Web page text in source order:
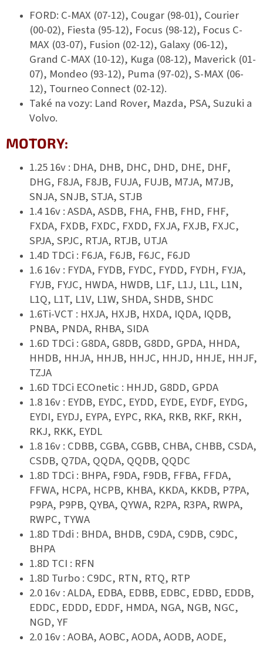
FORD: C-MAX (07-12), Cougar (98-01), Courier
(00-02), Fiesta (95-12), Focus (98-12), Focus C-
MAX (03-07), Fusion (02-12), Galaxy (06-12),
Grand C-MAX (10-12), Kuga (08-12), Maverick (01-
07), Mondeo (93-12), Puma (97-02), S-MAX (06-
12), Tourneo Connect (02-12).
Také na vozy: Land Rover, Mazda, PSA, Suzuki a
Volvo.
MOTORY:
1.25 16v : DHA, DHB, DHC, DHD, DHE, DHF,
DHG, F8JA, F8JB, FUJA, FUJB, M7JA, M7JB,
SNJA, SNJB, STJA, STJB
1.4 16v : ASDA, ASDB, FHA, FHB, FHD, FHF,
FXDA, FXDB, FXDC, FXDD, FXJA, FXJB, FXJC,
SPJA, SPJC, RTJA, RTJB, UTJA
1.4D TDCi : F6JA, F6JB, F6JC, F6JD
1.6 16v : FYDA, FYDB, FYDC, FYDD, FYDH, FYJA,
FYJB, FYJC, HWDA, HWDB, L1F, L1J, L1L, L1N,
L1Q, L1T, L1V, L1W, SHDA, SHDB, SHDC
1.6Ti-VCT : HXJA, HXJB, HXDA, IQDA, IQDB,
PNBA, PNDA, RHBA, SIDA
1.6D TDCi : G8DA, G8DB, G8DD, GPDA, HHDA,
HHDB, HHJA, HHJB, HHJC, HHJD, HHJE, HHJF,
TZJA
1.6D TDCi ECOnetic : HHJD, G8DD, GPDA
1.8 16v : EYDB, EYDC, EYDD, EYDE, EYDF, EYDG,
EYDI, EYDJ, EYPA, EYPC, RKA, RKB, RKF, RKH,
RKJ, RKK, EYDL
1.8 16v : CDBB, CGBA, CGBB, CHBA, CHBB, CSDA,
CSDB, Q7DA, QQDA, QQDB, QQDC
1.8D TDCi : BHPA, F9DA, F9DB, FFBA, FFDA,
FFWA, HCPA, HCPB, KHBA, KKDA, KKDB, P7PA,
P9PA, P9PB, QYBA, QYWA, R2PA, R3PA, RWPA,
RWPC, TYWA
1.8D TDdi : BHDA, BHDB, C9DA, C9DB, C9DC,
BHPA
1.8D TCI : RFN
1.8D Turbo : C9DC, RTN, RTQ, RTP
2.0 16v : ALDA, EDBA, EDBB, EDBC, EDBD, EDDB,
EDDC, EDDD, EDDF, HMDA, NGA, NGB, NGC,
NGD, YF
2.0 16v : AOBA, AOBC, AODA, AODB, AODE,